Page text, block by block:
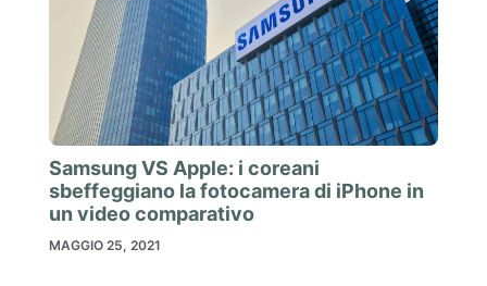
Samsung VS Apple: i coreani
sbeffeggiano la fotocamera di iPhone in
un video comparativo
MAGGIO 25, 2021